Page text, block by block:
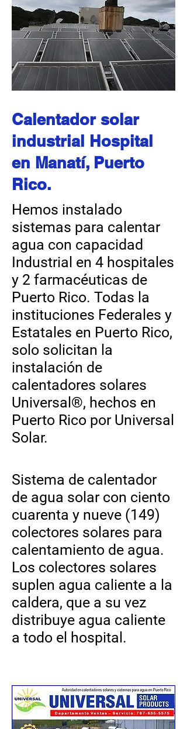
Calentador solar
industrial Hospital
en Manatí, Puerto
Rico.
Hemos instalado
sistemas para calentar
agua con capacidad
Industrial en 4 hospitales
y 2 farmacéuticas de
Puerto Rico. Todas la
instituciones Federales y
Estatales en Puerto Rico,
solo solicitan la
instalación de
calentadores solares
Universal®, hechos en
Puerto Rico por Universal
Solar.
Sistema de calentador
de agua solar con ciento
cuarenta y nueve (149)
colectores solares para
calentamiento de agua.
Los colectores solares
suplen agua caliente a la
caldera, que a su vez
distribuye agua caliente
a todo el hospital.